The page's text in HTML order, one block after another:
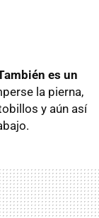
es un
la pierna,
y aún así